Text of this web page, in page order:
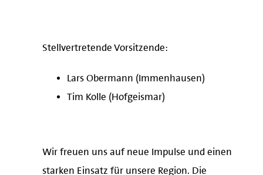
Stellvertretende Vorsitzende:
Lars Obermann (Immenhausen)
Tim Kolle (Hofgeismar)
Wir freuen uns auf neue Impulse und einen
starken Einsatz für unsere Region. Die